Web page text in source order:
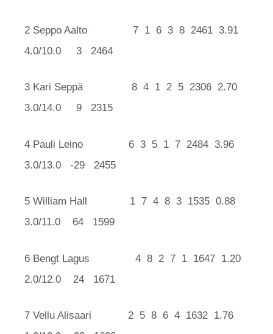
2 Seppo Aalto 7 1 6 3 8 2461 3.91
4.0/10.0 3 2464
3 Kari Seppä 8 4 1 2 5 2306 2.70
3.0/14.0 9 2315
4 Pauli Leino 6 3 5 1 7 2484 3.96
3.0/13.0 -29 2455
5 William Hall 1 7 4 8 3 1535 0.88
3.0/11.0 64 1599
6 Bengt Lagus 4 8 2 7 1 1647 1.20
2.0/12.0 24 1671
7 Vellu Alisaari 2 5 8 6 4 1632 1.76